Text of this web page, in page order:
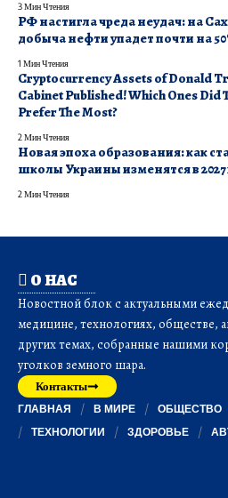
3 Мин Чтения
РФ настигла чреда неудач: на
добыча нефти упадет почти на
1 Мин Чтения
Cryptocurrency Assets of Donald
Cabinet Published! Which Ones Did
Prefer The Most?
2 Мин Чтения
​Новая эпоха образования: как
школы Украины изменятся в 2027
2 Мин Чтения
О НАС
Новостной блок с актуальными
медицине, технологиях, обществе,
других темах, собранные нашими
уголков земного шара.
Контакты
ГЛАВНАЯ В МИРЕ ОБЩЕСТВО
ТЕХНОЛОГИИ
ЗДОРОВЬЕ